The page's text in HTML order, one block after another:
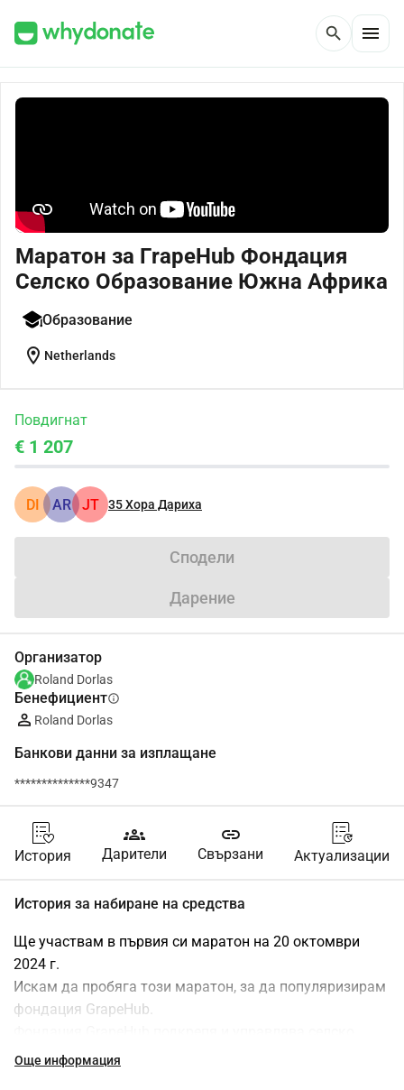
search menu
Маратон за ГrapeHub Фондация
Селско Образование Южна Африка
Образование
location_on Netherlands
Повдигнат
€ 1 207
DI AR JT 35Хора Дариха
Сподели
Дарение
Организатор
Roland Dorlas
Бенефициентinfo
Roland Dorlas
Банкови данни за изплащане
**************9347
История
groups
Дарители
link
Свързани Актуализации
История за набиране на средства
Ще участвам в първия си маратон на 20 октомври
2024 г.
Искам да пробяга този маратон, за да популяризирам
фондация GrapeHub.
основно училище в Стенфорд, Южна Африка.
Още информация